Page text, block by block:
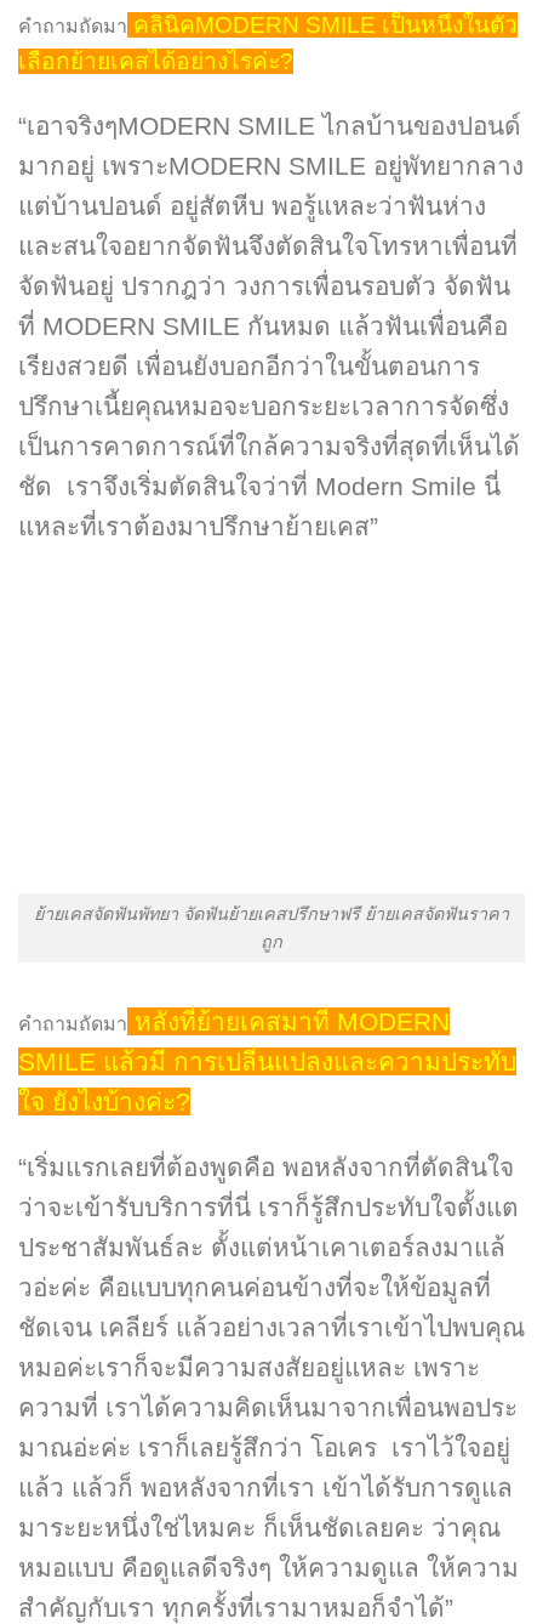
คำถามถัดมา คลินิคMODERN SMILE เป็นหนึงในตัว
เลือกย้ายเคสได้อย่างไรค่ะ?
“เอาจริงๆMODERN SMILE ไกลบ้านของปอนด์
มากอยู่ เพราะMODERN SMILE อยู่พัทยากลาง
แต่บ้านปอนด์ อยู่สัตหีบ พอรู้แหละว่าฟันห่าง
และสนใจอยากจัดฟันจึงตัดสินใจโทรหาเพื่อนที่
จัดฟันอยู่ ปรากฎว่า วงการเพื่อนรอบตัว จัดฟัน
ที่ MODERN SMILE กันหมด แล้วฟันเพื่อนคือ
เรียงสวยดี เพื่อนยังบอกอีกว่าในขั้นตอนการ
ปรึกษาเนี้ยคุณหมอจะบอกระยะเวลาการจัดซึ่ง
เป็นการคาดการณ์ที่ใกล้ความจริงที่สุดที่เห็นได้
ชัด เราจึงเริ่มตัดสินใจว่าที่ Modern Smile นี่
แหละที่เราต้องมาปรึกษาย้ายเคส”
ย้ายเคสจัดฟันพัทยา จัดฟันย้ายเคสปรึกษาฟรี ย้ายเคสจัดฟันราคา
ถูก
คำถามถัดมา หลังที่ย้ายเคสมาที่ MODERN
SMILE แล้วมี การเปลี่นแปลงและความประทับ
ใจ ยังไงบ้างค่ะ?
“เริ่มแรกเลยที่ต้องพูดคือ พอหลังจากที่ตัดสินใจ
ว่าจะเข้ารับบริการที่นี่ เราก็รู้สึกประทับใจตั้งแต
ประชาสัมพันธ์ละ ตั้งแต่หน้าเคาเตอร์ลงมาแล้
วอ่ะค่ะ คือแบบทุกคนค่อนข้างที่จะให้ข้อมูลที่
ชัดเจน เคลียร์ แล้วอย่างเวลาที่เราเข้าไปพบคุณ
หมอค่ะเราก็จะมีความสงสัยอยู่แหละ เพราะ
ความที่ เราได้ความคิดเห็นมาจากเพื่อนพอประ
มาณอ่ะค่ะ เราก็เลยรู้สึกว่า โอเคร เราไว้ใจอยู่
แล้ว แล้วก็ พอหลังจากที่เรา เข้าได้รับการดูแล
มาระยะหนึ่งใช่ไหมคะ ก็เห็นชัดเลยคะ ว่าคุณ
หมอแบบ คือดูแลดีจริงๆ ให้ความดูแล ให้ความ
สำคัญกับเรา ทุกครั้งที่เรามาหมอก็จำได้”